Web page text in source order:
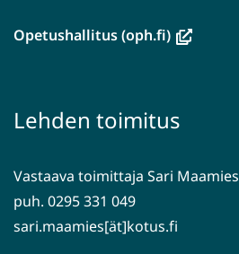
Opetushallitus (oph.fi)(avautuu
toiseen
Lehden toimitus
Vastaava toimittaja Sari Maamies
puh. 0295 331 049
sari.maamies[ät]kotus.fi